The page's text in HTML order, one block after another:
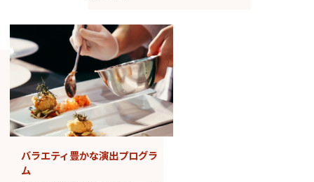
バラエティ豊かな演出プログラ
ム